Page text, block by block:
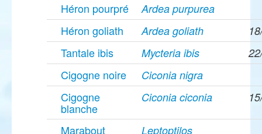
Héron pourpré Ardea purpurea
Héron goliath Ardea goliath
Tantale ibis Mycteria ibis
Cigogne noire Ciconia nigra
Cigogne
blanche
Ciconia ciconia
Marabout
Leptoptilos